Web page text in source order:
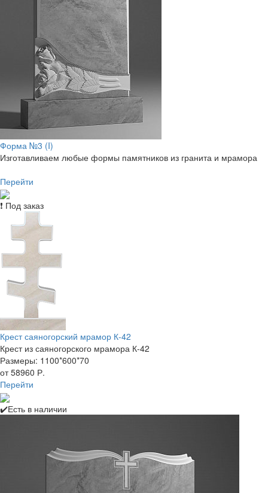
Форма №3 (I)
Изготавливаем любые формы памятников из гранита и мрамора
Перейти
❗ Под заказ
Крест саяногорский мрамор К-42
Крест из саяногорского мрамора К-42
Размеры: 1100*600*70
от 58960 Р.
Перейти
✔️Есть в наличии